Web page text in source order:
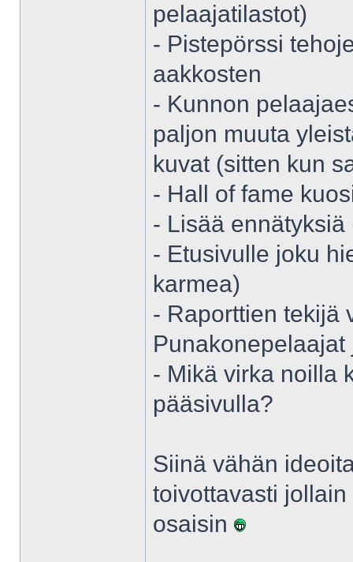
pelaajatilastot)
- Pistepörssi
aakkosten
- Kunnon
paljon muuta
kuvat (sitten kun
- Hall of fame
- Lisää
- Etusivulle joku
karmea)
- Raporttien tekijä
Punakonepelaajat
- Mikä virka noilla
pääsivulla?
Siinä vähän
toivottavasti
osaisin